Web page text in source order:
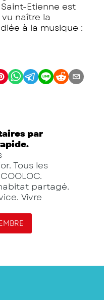
Etienne est
naître la
à la musique :
par
Tous les
partagé.
Vivre